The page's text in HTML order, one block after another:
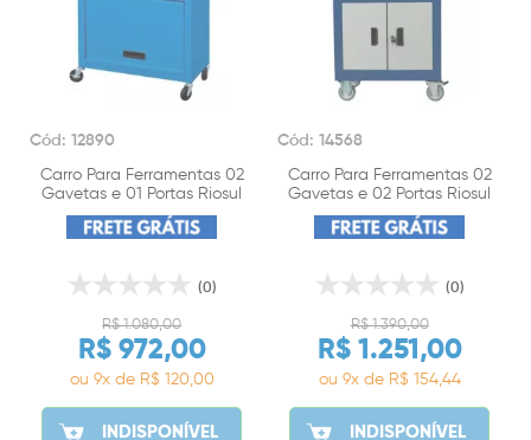
Cód: 12890
Carro Para Ferramentas 02
Gavetas e 01 Portas Riosul
Tools
(0)
R$ 1.080,00
R$ 972,00
ou 9x de R$ 120,00
INDISPONÍVEL
Cód: 14568
Carro Para Ferramentas 02
Gavetas e 02 Portas Riosul
Tools
(0)
R$ 1.390,00
R$ 1.251,00
ou 9x de R$ 154,44
INDISPONÍVEL